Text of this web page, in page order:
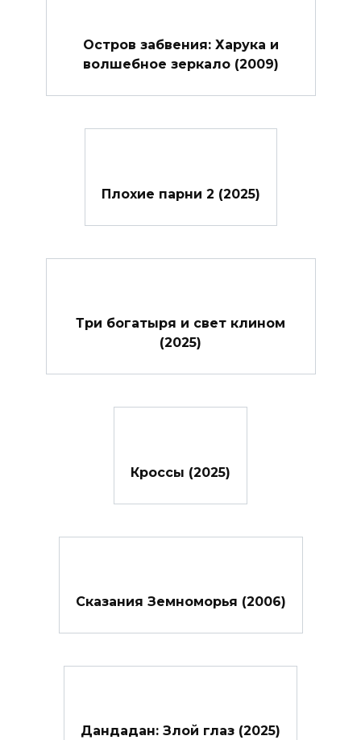
Остров забвения: Харука и
волшебное зеркало (2009)
Плохие парни 2 (2025)
Три богатыря и свет клином
(2025)
Кроссы (2025)
Сказания Земноморья (2006)
Дандадан: Злой глаз (2025)